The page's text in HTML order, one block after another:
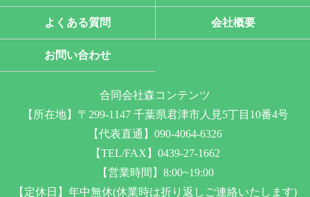
よくある質問 会社概要
お問い合わせ
合同会社森コンテンツ
【所在地】〒299-1147 千葉県君津市人見5丁目10番4号
【代表直通】090-4064-6326
【TEL/FAX】0439-27-1662
【営業時間】8:00~19:00
【定休日】年中無休(休業時は折り返しご連絡いたします)